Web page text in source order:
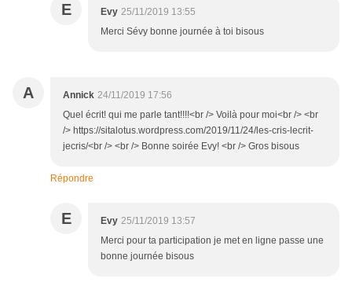
E Evy 25/11/2019 13:55
Merci Sévy bonne journée à toi bisous
A Annick 24/11/2019 17:56
Quel écrit! qui me parle tant!!!!<br /> Voilà pour moi<br /> <br
/> https://sitalotus.wordpress.com/2019/11/24/les-cris-lecrit-
jecris/<br /> <br /> Bonne soirée Evy! <br /> Gros bisous
Répondre
E Evy 25/11/2019 13:57
Merci pour ta participation je met en ligne passe une
bonne journée bisous